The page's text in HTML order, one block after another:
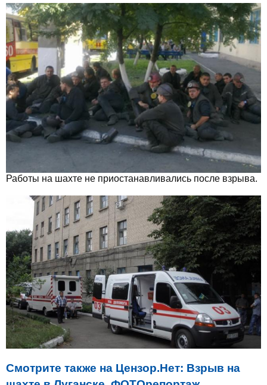
Работы на шахте не приостанавливались после взрыва.
Смотрите также на Цензор.Нет: Взрыв на